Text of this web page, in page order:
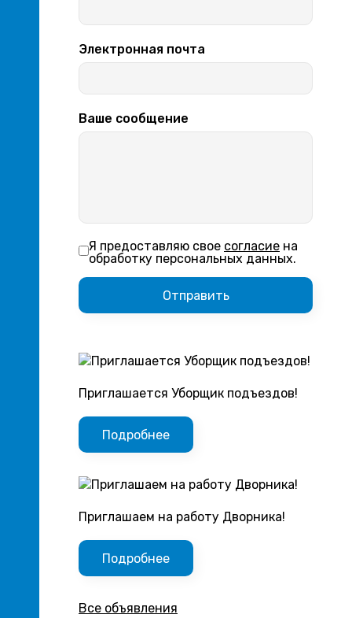
Электронная почта
Ваше сообщение
Я предоставляю свое согласие на
обработку персональных данных.
Приглашается Уборщик подъездов!
Подробнее
Приглашаем на работу Дворника!
Подробнее
Все объявления